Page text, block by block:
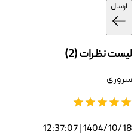
ارسال
لیست نظرات (2
)
سروری
1404/10/18 | 12:37:07